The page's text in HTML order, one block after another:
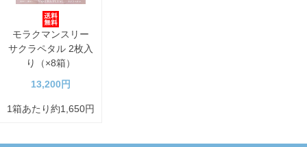
モラクマンスリー
サクラペタル 2枚入
り（×8箱）
13,200円
1箱あたり約1,650円